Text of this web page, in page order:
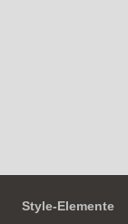
Style-Elemente